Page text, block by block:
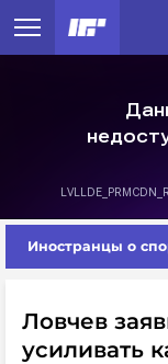
Иностранцы о
Ловчев
усиливать